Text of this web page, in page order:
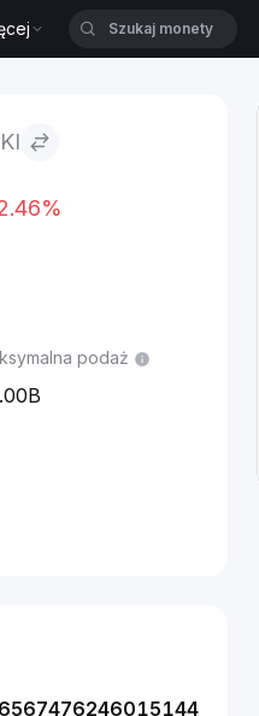
podaż